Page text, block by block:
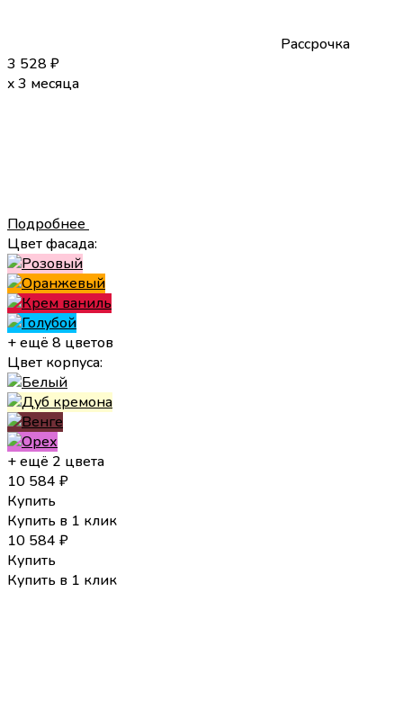
Рассрочка
3 528 ₽
x 3 месяца
Подробнее
Цвет фасада:
+ ещё 8 цветов
Цвет корпуса:
+ ещё 2 цвета
10 584 ₽
Купить
Купить в 1 клик
10 584 ₽
Купить
Купить в 1 клик